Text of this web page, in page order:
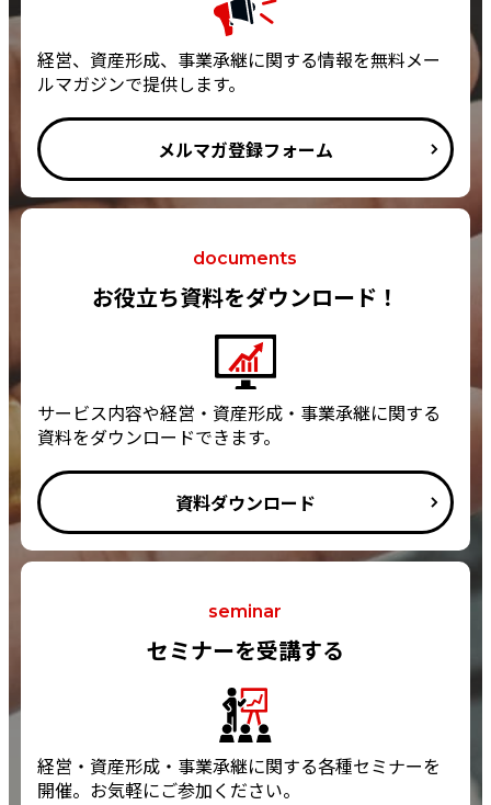
経営、資産形成、事業承継に関する情報を無料メー
ルマガジンで提供します。
メルマガ登録フォーム
documents
お役立ち資料をダウンロード！
サービス内容や経営・資産形成・事業承継に関する
資料をダウンロードできます。
資料ダウンロード
seminar
セミナーを受講する
経営・資産形成・事業承継に関する各種セミナーを
開催。お気軽にご参加ください。